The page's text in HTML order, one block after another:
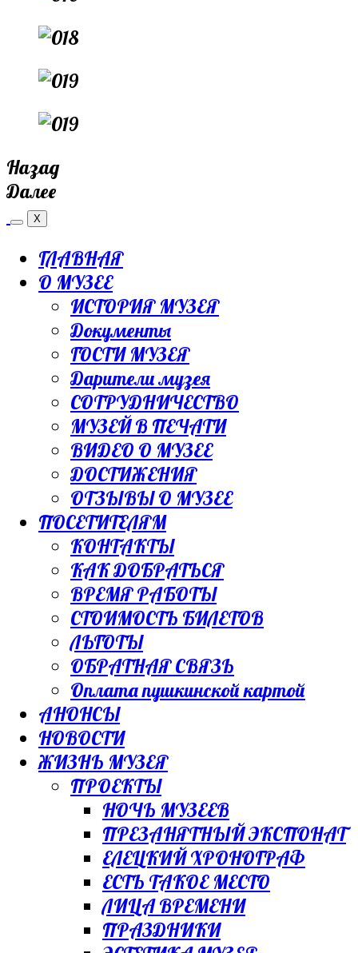
Назад
Далее
X
ГЛАВНАЯ
О МУЗЕЕ
ИСТОРИЯ МУЗЕЯ
Документы
ГОСТИ МУЗЕЯ
Дарители музея
СОТРУДНИЧЕСТВО
МУЗЕЙ В ПЕЧАТИ
ВИДЕО О МУЗЕЕ
ДОСТИЖЕНИЯ
ОТЗЫВЫ О МУЗЕЕ
ПОСЕТИТЕЛЯМ
КОНТАКТЫ
КАК ДОБРАТЬСЯ
ВРЕМЯ РАБОТЫ
СТОИМОСТЬ БИЛЕТОВ
ЛЬГОТЫ
ОБРАТНАЯ СВЯЗЬ
Оплата пушкинской картой
АНОНСЫ
НОВОСТИ
ЖИЗНЬ МУЗЕЯ
ПРОЕКТЫ
НОЧЬ МУЗЕЕВ
ПРЕЗАНЯТНЫЙ ЭКСПОНАТ
ЕЛЕЦКИЙ ХРОНОГРАФ
ЕСТЬ ТАКОЕ МЕСТО
ЛИЦА ВРЕМЕНИ
ПРАЗДНИКИ